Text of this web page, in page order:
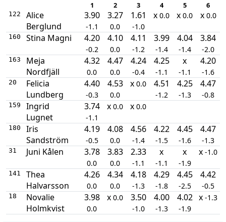
1 2 3 4 5 6
122
Alice
Berglund
3.90
-1.1
3.27
0.0
1.61
-1.0
x 0.0 x 0.0 x 0.0
160 Stina Magni 4.20
-0.2
4.10
0.0
4.11
-1.2
3.99
-1.4
4.04
-1.4
3.84
-2.0
163
Meja
Nordfjäll
4.32
0.0
4.47
0.0
4.24
-0.4
4.25
-1.1
x
-1.1
4.20
-1.6
20
Felicia
Lundberg
4.40
-0.3
4.53
0.0
x 0.0 4.51
-1.2
4.25
-1.3
4.47
-0.8
159
Ingrid
Lugnet
3.74
-1.1
x 0.0 x 0.0
180
Iris
Sandström
4.19
-0.5
4.08
0.0
4.56
-1.4
4.22
-1.5
4.45
-1.6
4.47
-1.3
31 Juni Kålen 3.78
0.0
3.83
0.0
2.33
-1.1
x
-1.1
x
-1.9
x -1.0
141
Thea
Halvarsson
4.26
0.0
4.34
0.0
4.18
-1.3
4.29
-1.8
4.45
-2.5
4.42
-0.5
18
Novalie
Holmkvist
3.98
0.0
x 0.0 3.50
-1.0
4.00
-1.3
4.02
-1.9
x -1.3